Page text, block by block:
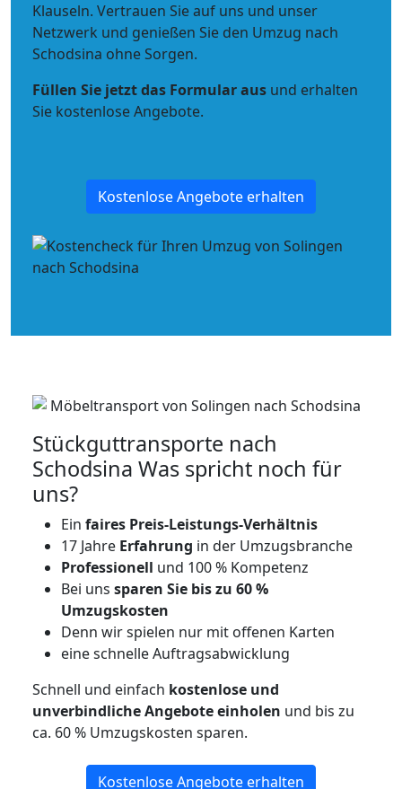
Klauseln. Vertrauen Sie auf uns und unser
Netzwerk und genießen Sie den Umzug nach
Schodsina ohne Sorgen.
Füllen Sie jetzt das Formular aus und erhalten
Sie kostenlose Angebote.
Kostenlose Angebote erhalten
Stückguttransporte nach
Schodsina Was spricht noch für
uns?
Ein faires Preis-Leistungs-Verhältnis
17 Jahre Erfahrung in der Umzugsbranche
Professionell und 100 % Kompetenz
Bei uns sparen Sie bis zu 60 %
Umzugskosten
Denn wir spielen nur mit offenen Karten
eine schnelle Auftragsabwicklung
Schnell und einfach kostenlose und
unverbindliche Angebote einholen und bis zu
ca. 60 % Umzugskosten sparen.
Kostenlose Angebote erhalten